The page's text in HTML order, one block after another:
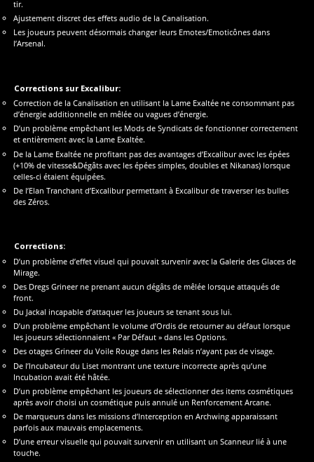
tir.
Ajustement discret des effets audio de la Canalisation.
Les joueurs peuvent désormais changer leurs Emotes/Emoticônes dans
l’Arsenal.
Corrections sur Excalibur:
Correction de la Canalisation en utilisant la Lame Exaltée ne consommant pas
d’énergie additionnelle en mêlée ou vagues d’énergie.
D’un problème empêchant les Mods de Syndicats de fonctionner correctement
et entièrement avec la Lame Exaltée.
De la Lame Exaltée ne profitant pas des avantages d’Excalibur avec les épées
(+10% de vitesse&Dégâts avec les épées simples, doubles et Nikanas) lorsque
celles-ci étaient équipées.
De l’Elan Tranchant d’Excalibur permettant à Excalibur de traverser les bulles
des Zéros.
Corrections:
D’un problème d’effet visuel qui pouvait survenir avec la Galerie des Glaces de
Mirage.
Des Dregs Grineer ne prenant aucun dégâts de mêlée lorsque attaqués de
front.
Du Jackal incapable d’attaquer les joueurs se tenant sous lui.
D’un problème empêchant le volume d’Ordis de retourner au défaut lorsque
les joueurs sélectionnaient « Par Défaut » dans les Options.
Des otages Grineer du Voile Rouge dans les Relais n’ayant pas de visage.
De l’Incubateur du Liset montrant une texture incorrecte après qu’une
Incubation avait été hâtée.
D’un problème empêchant les joueurs de sélectionner des items cosmétiques
après avoir choisi un cosmétique puis annulé un Renforcement Arcane.
De marqueurs dans les missions d’Interception en Archwing apparaissant
parfois aux mauvais emplacements.
D’une erreur visuelle qui pouvait survenir en utilisant un Scanneur lié à une
touche.